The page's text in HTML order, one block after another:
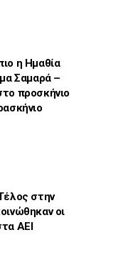
η Ημαθία
Σαμαρά –
προσκήνιο
στην
οι
ΑΕΙ